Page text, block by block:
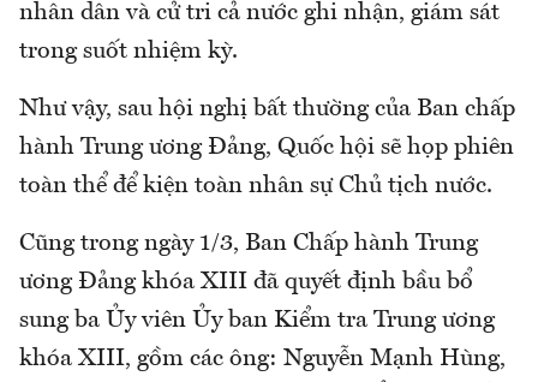
nhân dân và cử tri cả nước ghi nhận, giám sát
trong suốt nhiệm kỳ.
Như vậy, sau hội nghị bất thường của Ban chấp
hành Trung ương Đảng, Quốc hội sẽ họp phiên
toàn thể để kiện toàn nhân sự Chủ tịch nước.
Cũng trong ngày 1/3, Ban Chấp hành Trung
ương Đảng khóa XIII đã quyết định bầu bổ
sung ba Ủy viên Ủy ban Kiểm tra Trung ương
khóa XIII, gồm các ông: Nguyễn Mạnh Hùng,